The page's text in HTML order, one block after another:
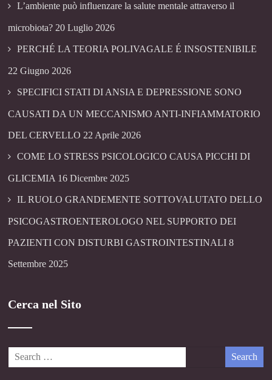
L’ambiente può influenzare la salute mentale attraverso il
microbiota? 20 Luglio 2026
PERCHÉ LA TEORIA POLIVAGALE É INSOSTENIBILE
22 Giugno 2026
SPECIFICI STATI DI ANSIA E DEPRESSIONE SONO
CAUSATI DA UN MECCANISMO ANTI-INFIAMMATORIO
DEL CERVELLO 22 Aprile 2026
COME LO STRESS PSICOLOGICO CAUSA PICCHI DI
GLICEMIA 16 Dicembre 2025
IL RUOLO GRANDEMENTE SOTTOVALUTATO DELLO
PSICOGASTROENTEROLOGO NEL SUPPORTO DEI
PAZIENTI CON DISTURBI GASTROINTESTINALI 8
Settembre 2025
Cerca nel Sito